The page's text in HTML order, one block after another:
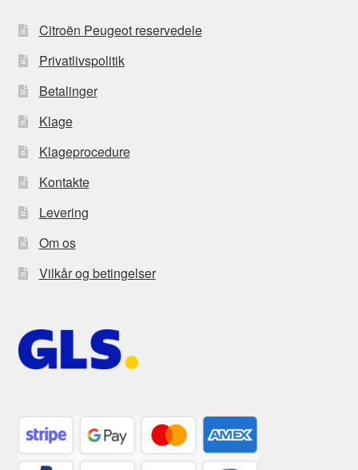
Citroën Peugeot reservedele
Privatlivspolitik
Betalinger
Klage
Klageprocedure
Kontakte
Levering
Om os
Vilkår og betingelser